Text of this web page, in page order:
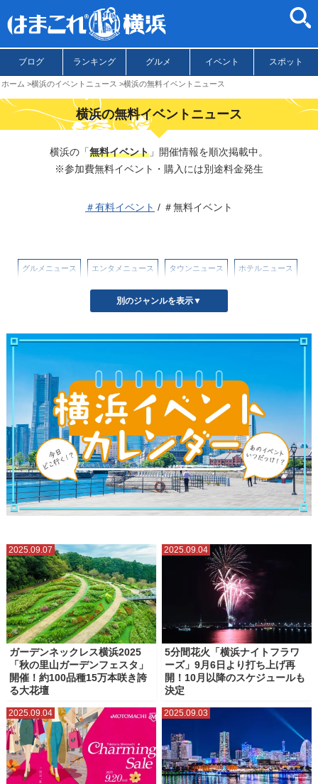
ブログ ランキング グルメ イベント スポット
ホーム 横浜のイベントニュース 横浜の無料イベントニュース
横浜の無料イベントニュース
横浜の「 無料イベント 」開催情報を順次掲載中。
※参加費無料イベント・購入には別途料金発生
＃有料イベント / ＃無料イベント
グルメニュース エンタメニュース タウンニュース ホテルニュース
イベントニュース
別のジャンルを表示▼
2025.09.07
ガーデンネックレス横浜2025
「秋の里山ガーデンフェスタ」
開催！約100品種15万本咲き誇
る大花壇
2025.09.04
5分間花火「横浜ナイトフラワ
ーズ」9月6日より打ち上げ再
開！10月以降のスケジュールも
決定
2025.09.04 2025.09.03